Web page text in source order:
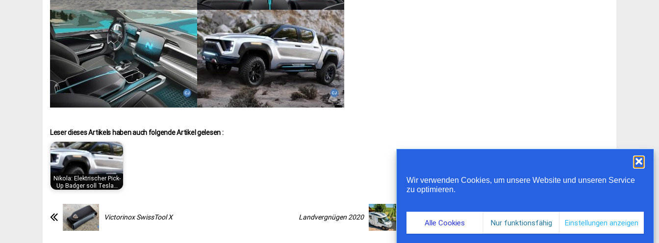
Wir verwenden Cookies, um unsere Website und unseren Service
zu optimieren.
Alle Cookies Nur funktionsfähig Einstellungen anzeigen
Leser dieses Artikels haben auch folgende Artikel gelesen :
Nikola: Elektrischer Pick-
Up Badger soll Tesla…
Victorinox SwissTool X Landvergnügen 2020